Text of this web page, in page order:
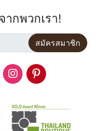
ากพวกเรา!
สมัครสมาชิก